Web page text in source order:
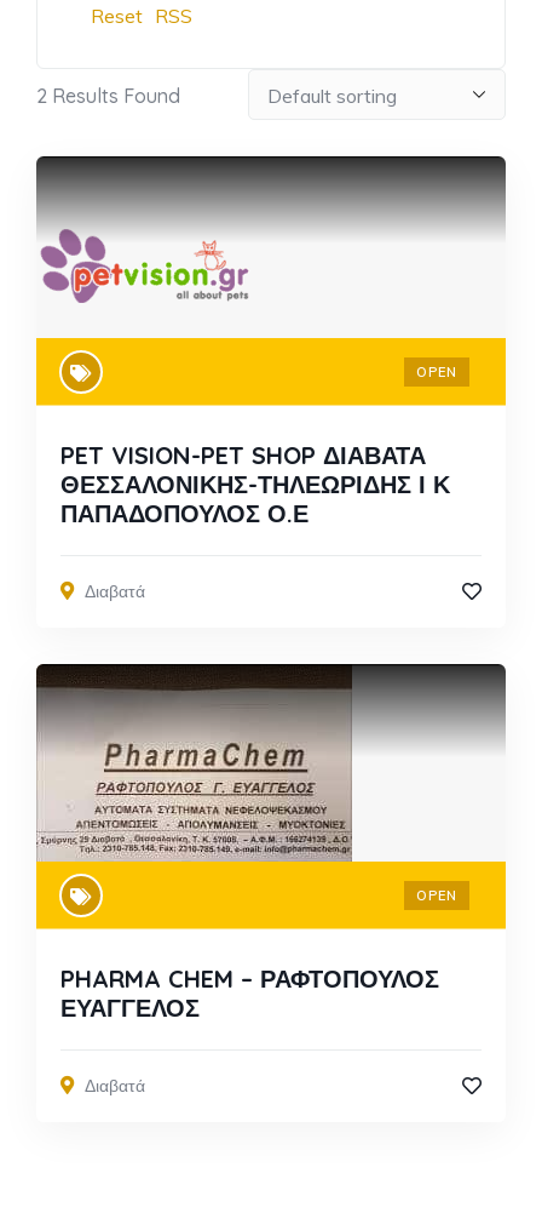
Reset RSS
2 Results Found
OPEN
PET VISION-PET SHOP ΔΙΑΒΑΤΑ
ΘΕΣΣΑΛΟΝΙΚΗΣ-ΤΗΛΕΩΡΙΔΗΣ Ι Κ
ΠΑΠΑΔΟΠΟΥΛΟΣ Ο.Ε
Διαβατά
OPEN
PHARMA CHEM – ΡΑΦΤΟΠΟΥΛΟΣ
ΕΥΑΓΓΕΛΟΣ
Διαβατά